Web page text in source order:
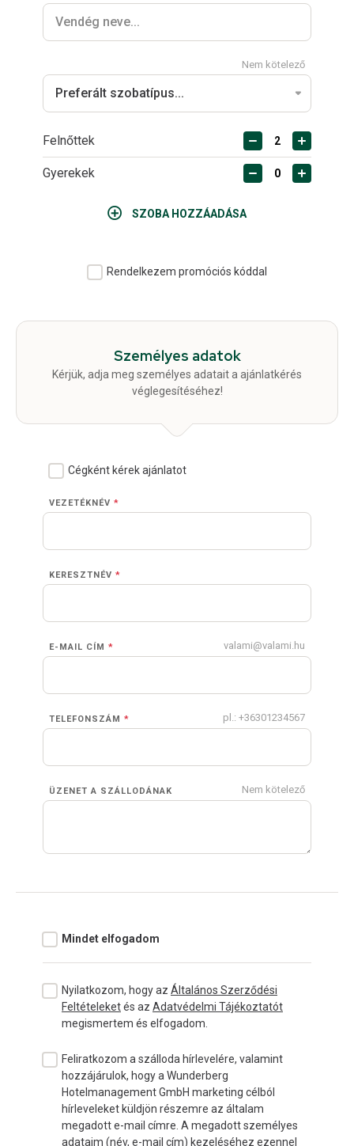
Nem kötelező
Felnőttek
Gyerekek
SZOBA HOZZÁADÁSA
Rendelkezem promóciós kóddal
Személyes adatok
Kérjük, adja meg személyes adatait a ajánlatkérés
véglegesítéséhez!
Cégként kérek ajánlatot
VEZETÉKNÉV *
KERESZTNÉV *
E-MAIL CÍM * valami@valami.hu
TELEFONSZÁM * pl.: +36301234567
ÜZENET A SZÁLLODÁNAK Nem kötelező
Mindet elfogadom
Nyilatkozom, hogy az Általános Szerződési
Feltételeketés az Adatvédelmi Tájékoztatót
megismertem és elfogadom.
Feliratkozom a szálloda hírlevelére, valamint
hozzájárulok, hogy a Wunderberg
Hotelmanagement GmbH marketing célból
hírleveleket küldjön részemre az általam
megadott e-mail címre. A megadott személyes
adataim (név, e-mail cím) kezeléséhez ezennel